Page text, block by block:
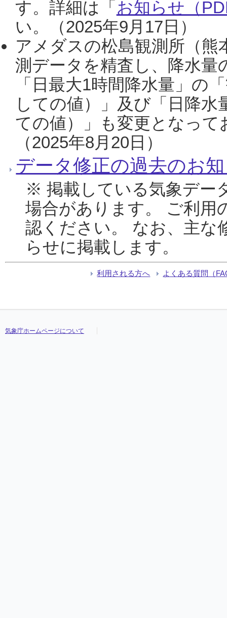
す。詳細は「 お知らせ（
い。（2025年9月17日）
アメダスの松島観測所（熊
測データを精査し、降水
「日最大1時間降水量」の
しての値）」及び「日降
ての値）」も変更となっ
（2025年8月20日）
データ修正の過去のお
※ 掲載している気象デー
場合があります。 ご利用
認ください。 なお、主な
らせに掲載します。
利用される方へ よくある質問（
気象庁ホームページについて